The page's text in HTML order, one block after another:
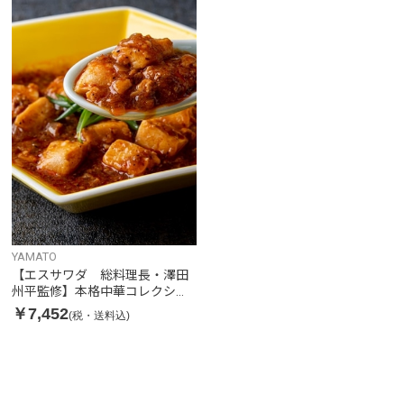
YAMATO
【エスサワダ 総料理長・澤田
州平監修】本格中華コレクショ
ンBセット
￥7,452(税・送料込)